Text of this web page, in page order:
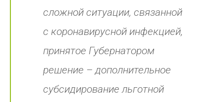
сложной ситуации, связанной
с коронавирусной инфекцией,
принятое Губернатором
решение – дополнительное
субсидирование льготной